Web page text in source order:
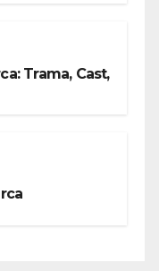
Trama, Cast,